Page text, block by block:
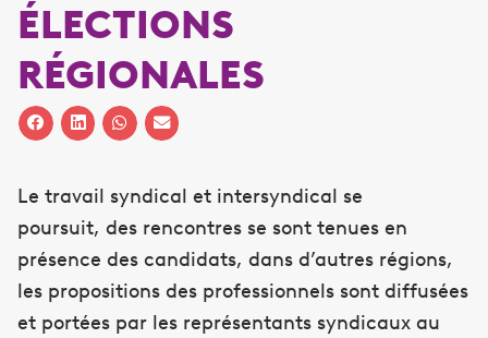
ÉLECTIONS
RÉGIONALES
Le travail syndical et intersyndical se
poursuit, des rencontres se sont tenues en
présence des candidats, dans d’autres régions,
les propositions des professionnels sont diffusées
et portées par les représentants syndicaux au